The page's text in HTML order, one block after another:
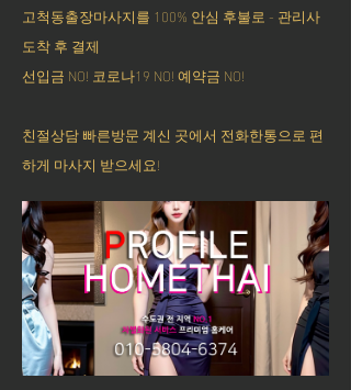
고척동출장마사지를 100% 안심 후불로 - 관리사
도착 후 결제
선입금 NO! 코로나19 NO! 예약금 NO!
친절상담 빠른방문 계신 곳에서 전화한통으로 편
하게 마사지 받으세요!